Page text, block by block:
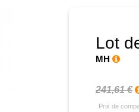
Lot
MH
241,61 €
Prix de